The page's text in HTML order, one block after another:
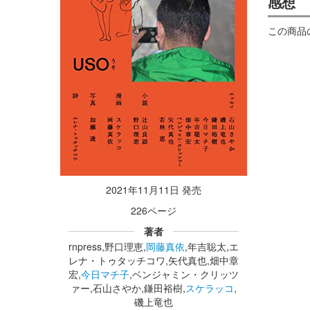
2021年11月11日 発売
226ページ
著者
rnpress,野口理恵,岡藤真依,年吉聡太,エ
レナ・トゥタッチコワ,矢代真也,畑中章
宏,今日マチ子,ベンジャミン・クリッツ
ァー,石山さやか,鎌田裕樹,スケラッコ,
磯上竜也
この商品